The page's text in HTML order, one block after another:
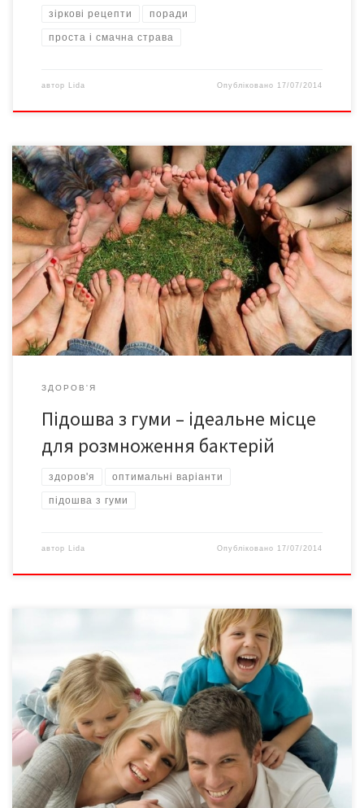
зіркові рецепти поради
проста і смачна страва
автор Lida Опубліковано 17/07/2014
Найшкідливіше для людини взуття, на думку фахівців, – гумові
шльопанці. Хоча для багатьох вони здаються найпрактичнішим
видом взуття влітку – і не лише на пляжі, але й на вулицях
міста. Та медики застерігають, що капці з двома перетинками
не забезпечують нормальну підтримку ступні, додають
напруги на ахіллесові сухожилля та призводять […]
ЗДОРОВ'Я
Підошва з гуми – ідеальне місце
для розмноження бактерій
здоров'я оптимальні варіанти
підошва з гуми
автор Lida Опубліковано 17/07/2014
Бесіду про актуальне та інтимне веде Тетяна КОЗИР, лікар-
гінеколог, тренер програми благодійного фонду «Нова сім’я» з
питань репродуктивного здоров’я та планування сім’ї,
спеціаліст СНІД-центру. Протягом кількох десятиліть
проблеми регулювання народжуваності вирішувалися у нас за
умов широкої доступності штучних абортів і вкрай
обмеженого застосування сучасних методів контрацепції.
Наразі вже існує сучасна […]